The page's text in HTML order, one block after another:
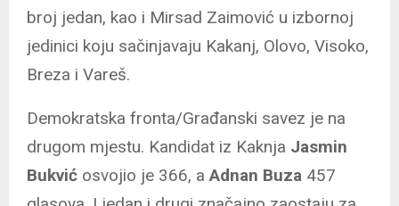
broj jedan, kao i Mirsad Zaimović u izbornoj
jedinici koju sačinjavaju Kakanj, Olovo, Visoko,
Breza i Vareš.
Demokratska fronta/Građanski savez je na
drugom mjestu. Kandidat iz Kaknja Jasmin
Bukvić osvojio je 366, aAdnan Buza 457